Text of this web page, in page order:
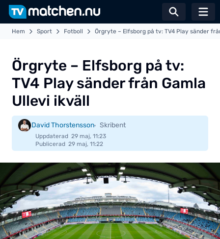
Växla
Hem Sport Fotboll Örgryte – Elfsborg på tv: TV4 Play sänder
Örgryte – Elfsborg på tv:
TV4 Play sänder från Gamla
Ullevi ikväll
David Thorstensson Skribent
Uppdaterad 29 maj, 11:23
Publicerad 29 maj, 11:22